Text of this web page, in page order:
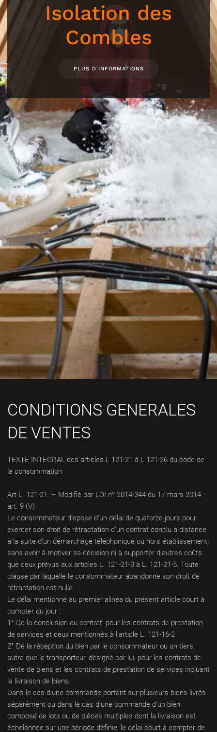
des
PLUS D'INFORMATIONS
CONDITIONS GENERALES
DE VENTES
TEXTE INTEGRAL des articles L 121-21 à L 121-26 du code de
la consommation
Art L. 121-21. – Modifié par LOI n° 2014-344 du 17 mars 2014 -
art. 9 (V)
Le consommateur dispose d'un délai de quatorze jours pour
exercer son droit de rétractation d'un contrat conclu à distance,
à la suite d'un démarchage téléphonique ou hors établissement,
sans avoir à motiver sa décision ni à supporter d'autres coûts
que ceux prévus aux articles L. 121-21-3 à L. 121-21-5. Toute
clause par laquelle le consommateur abandonne son droit de
rétractation est nulle.
Le délai mentionné au premier alinéa du présent article court à
compter du jour :
1° De la conclusion du contrat, pour les contrats de prestation
de services et ceux mentionnés à l'article L. 121-16-2
2° De la réception du bien par le consommateur ou un tiers,
autre que le transporteur, désigné par lui, pour les contrats de
vente de biens et les contrats de prestation de services incluant
la livraison de biens.
Dans le cas d'une commande portant sur plusieurs biens livrés
séparément ou dans le cas d'une commande d'un bien
composé de lots ou de pièces multiples dont la livraison est
échelonnée sur une période définie, le délai court à compter de